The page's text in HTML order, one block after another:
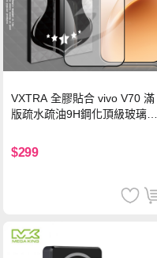
VXTRA 全膠貼合 vivo V70 滿
版疏水疏油9H鋼化頂級玻璃貼
$299